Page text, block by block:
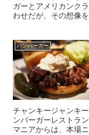
ガーとアメリカンク
わせだが、その想像
ハンバーガー
チャンキージャンキ
ンバーガーレストラ
マニアからは、本場